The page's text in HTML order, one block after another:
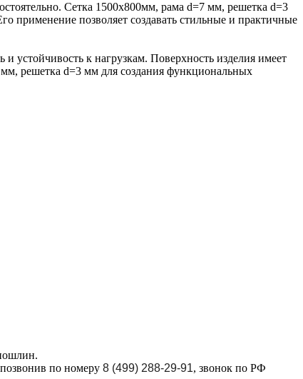
Сетка 1500х800мм, рама d=7 мм, решетка d=3
применение позволяет создавать стильные и практичные
устойчивость к нагрузкам. Поверхность изделия имеет
решетка d=3 мм для создания функциональных
по номеру 8 (499) 288-29-91, звонок по РФ